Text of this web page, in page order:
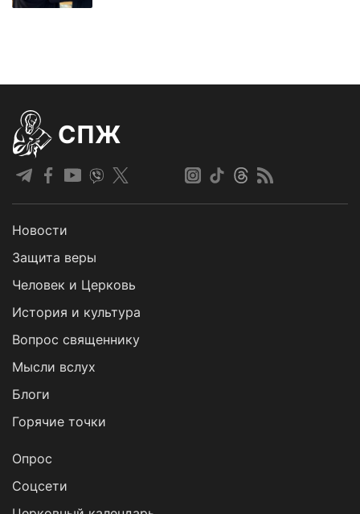
СПЖ
Новости
Защита веры
Человек и Церковь
История и культура
Вопрос священнику
Мысли вслух
Блоги
Горячие точки
Опрос
Cоцсети